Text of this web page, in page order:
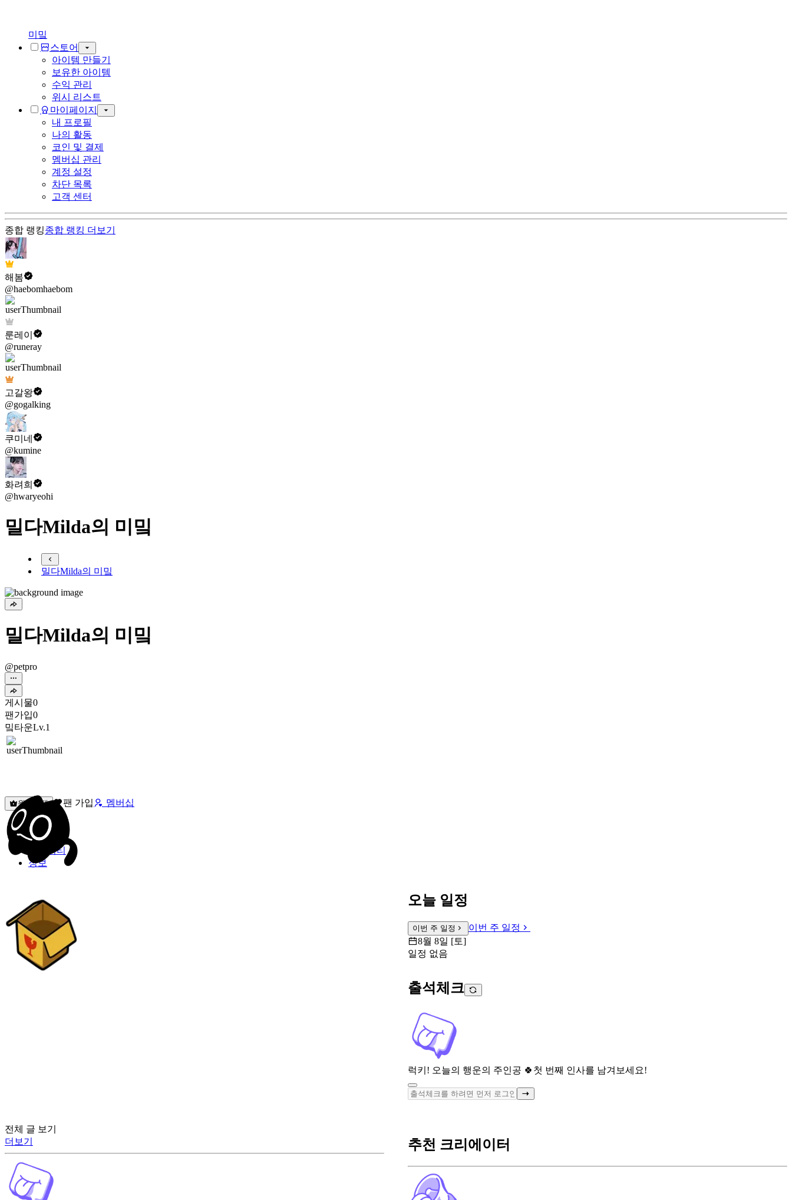
미밐
스토어
아이템 만들기
보유한 아이템
수익 관리
위시 리스트
마이페이지
내 프로필
나의 활동
코인 및 결제
멤버십 관리
계정 설정
차단 목록
고객 센터
종합 랭킹종합 랭킹 더보기
해봄
@haebomhaebom
룬레이
@runeray
고갈왕
@gogalking
쿠미네
@kumine
화려희
@hwaryeohi
밀다Milda의 미밐
밀다Milda의 미밐
밀다Milda의 미밐
@petpro
게시물0
팬가입0
밐타운Lv.1
원픽선택 팬 가입 멤버십
밐타운
피드
커뮤니티
정보
오늘 일정
이번 주 일정
이번 주 일정
8월 8일 [토]
일정 없음
출석체크
럭키! 오늘의 행운의 주인공 🍀 첫 번째 인사를 남겨보세요!
전체 글 보기
더보기
추천 크리에이터